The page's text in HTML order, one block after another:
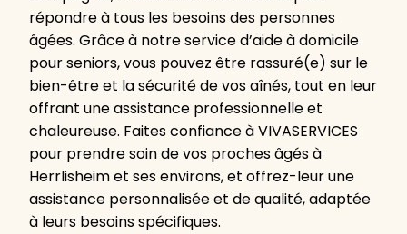
répondre à tous les besoins des personnes
âgées. Grâce à notre service d’aide à domicile
pour seniors, vous pouvez être rassuré(e) sur le
bien-être et la sécurité de vos aînés, tout en leur
offrant une assistance professionnelle et
chaleureuse. Faites confiance à VIVASERVICES
pour prendre soin de vos proches âgés à
Herrlisheim et ses environs, et offrez-leur une
assistance personnalisée et de qualité, adaptée
à leurs besoins spécifiques.